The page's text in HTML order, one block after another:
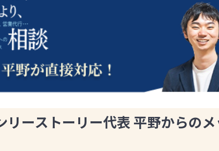
リーストーリー代表 平野からの